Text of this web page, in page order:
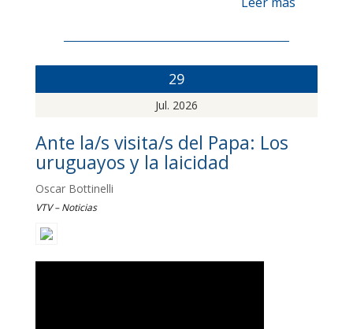
29
Jul. 2026
Ante la/s visita/s del Papa: Los
uruguayos y la laicidad
Oscar Bottinelli
VTV – Noticias